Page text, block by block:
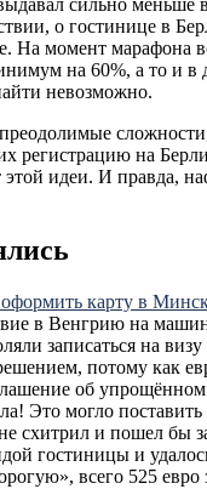
сильно меньше
о гостинице в
На момент марафона
на 60%, а то и в
невозможно.
регистрацию на
этой идеи. И правда,
карту в
в Венгрию на
записаться на
потому как
об
Это могло поставить
схитрил и пошел бы
гостиницы и
всего 525 евро